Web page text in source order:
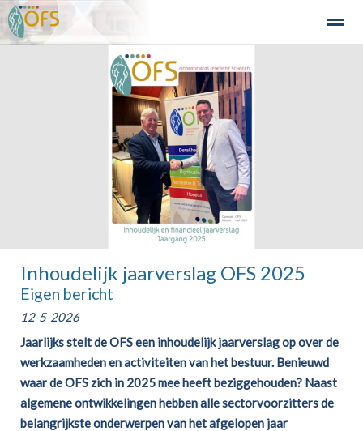
Industrie en Bedrijven Agribusiness
Zoeken Nieuws
Inhoudelijk jaarverslag OFS 2025
Eigen bericht
12-5-2026
Jaarlijks stelt de OFS een inhoudelijk jaarverslag op over de
werkzaamheden en activiteiten van het bestuur. Benieuwd
waar de OFS zich in 2025 mee heeft beziggehouden? Naast
algemene ontwikkelingen hebben alle sectorvoorzitters de
belangrijkste onderwerpen van het afgelopen jaar